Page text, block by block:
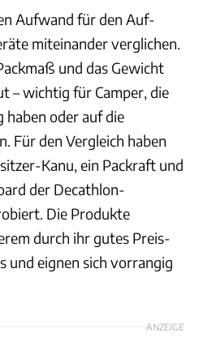
Aufwand für den Auf-
miteinander verglichen.
und das Gewicht
– wichtig für Camper, die
haben oder auf die
Für den Vergleich haben
Kanu, ein Packraft und
der Decathlon-
Die Produkte
durch ihr gutes Preis-
und eignen sich vorrangig
ANZEIGE